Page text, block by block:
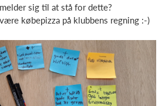
sig til at stå for dette?
købepizza på klubbens regning :-)